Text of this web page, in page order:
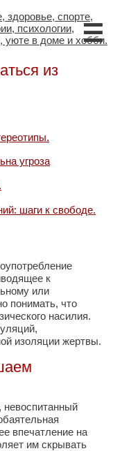
☰
из
угроза
шаги к свободе.
к
или
понимать, что
насилия.
изоляции жертвы.
невоспитанный
впечатление на
им скрывать